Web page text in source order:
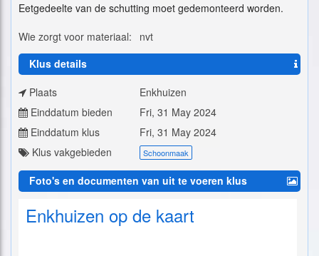
Eetgedeelte van de schutting moet gedemonteerd worden.
Wie zorgt voor materiaal:
nvt
Klus details
Plaats
Enkhuizen
Einddatum bieden
Fri, 31 May 2024
Einddatum klus
Fri, 31 May 2024
Klus vakgebieden
Schoonmaak
Foto's en documenten van uit te voeren klus
Enkhuizen op de kaart